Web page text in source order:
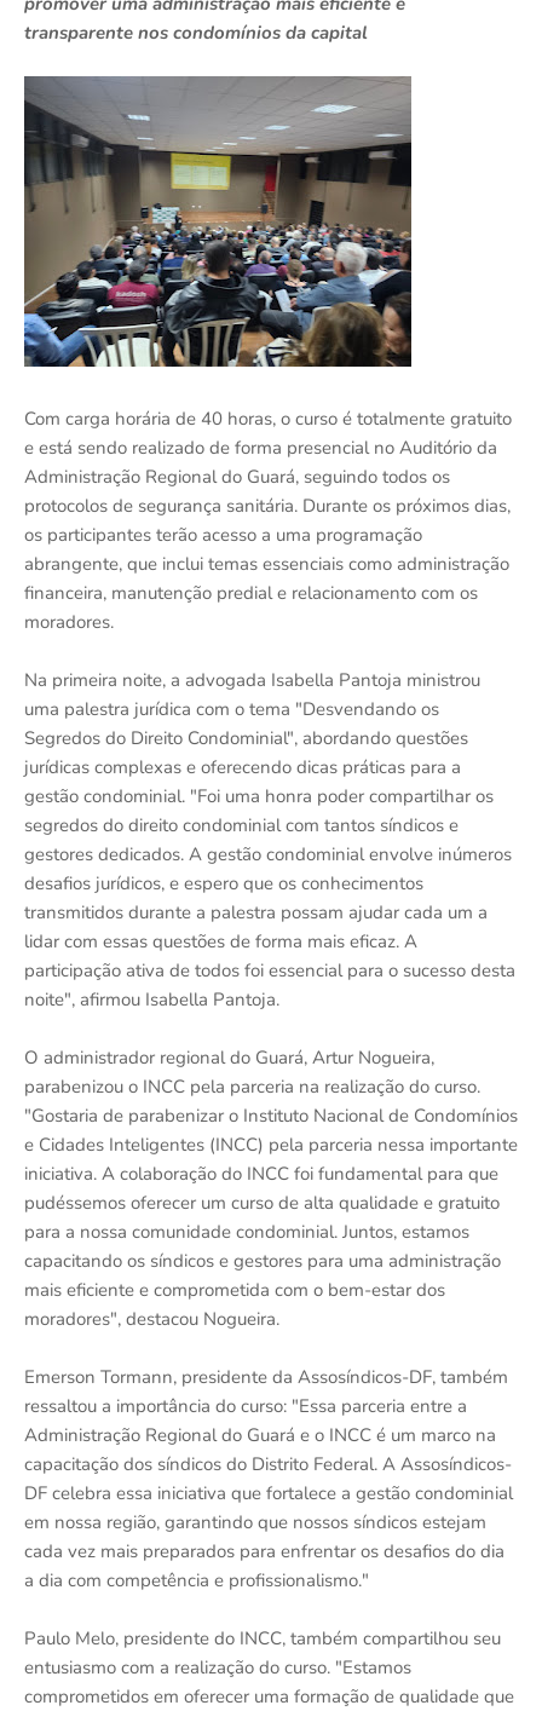
transparente nos condomínios da capital
Com carga horária de 40 horas, o curso é totalmente gratuito
e está sendo realizado de forma presencial no Auditório da
Administração Regional do Guará, seguindo todos os
protocolos de segurança sanitária. Durante os próximos dias,
os participantes terão acesso a uma programação
abrangente, que inclui temas essenciais como administração
financeira, manutenção predial e relacionamento com os
moradores.
Na primeira noite, a advogada Isabella Pantoja ministrou
uma palestra jurídica com o tema "Desvendando os
Segredos do Direito Condominial", abordando questões
jurídicas complexas e oferecendo dicas práticas para a
gestão condominial. "Foi uma honra poder compartilhar os
segredos do direito condominial com tantos síndicos e
gestores dedicados. A gestão condominial envolve inúmeros
desafios jurídicos, e espero que os conhecimentos
transmitidos durante a palestra possam ajudar cada um a
lidar com essas questões de forma mais eficaz. A
participação ativa de todos foi essencial para o sucesso desta
noite", afirmou Isabella Pantoja.
O administrador regional do Guará, Artur Nogueira,
parabenizou o INCC pela parceria na realização do curso.
"Gostaria de parabenizar o Instituto Nacional de Condomínios
e Cidades Inteligentes (INCC) pela parceria nessa importante
iniciativa. A colaboração do INCC foi fundamental para que
pudéssemos oferecer um curso de alta qualidade e gratuito
para a nossa comunidade condominial. Juntos, estamos
capacitando os síndicos e gestores para uma administração
mais eficiente e comprometida com o bem-estar dos
moradores", destacou Nogueira.
Emerson Tormann, presidente da Assosíndicos-DF, também
ressaltou a importância do curso: "Essa parceria entre a
Administração Regional do Guará e o INCC é um marco na
capacitação dos síndicos do Distrito Federal. A Assosíndicos-
DF celebra essa iniciativa que fortalece a gestão condominial
em nossa região, garantindo que nossos síndicos estejam
cada vez mais preparados para enfrentar os desafios do dia
a dia com competência e profissionalismo."
Paulo Melo, presidente do INCC, também compartilhou seu
entusiasmo com a realização do curso. "Estamos
comprometidos em oferecer uma formação de qualidade que